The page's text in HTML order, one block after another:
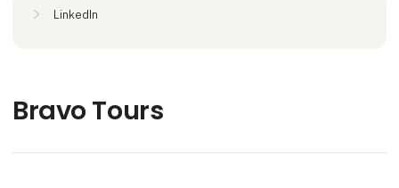
LinkedIn
Bravo Tours